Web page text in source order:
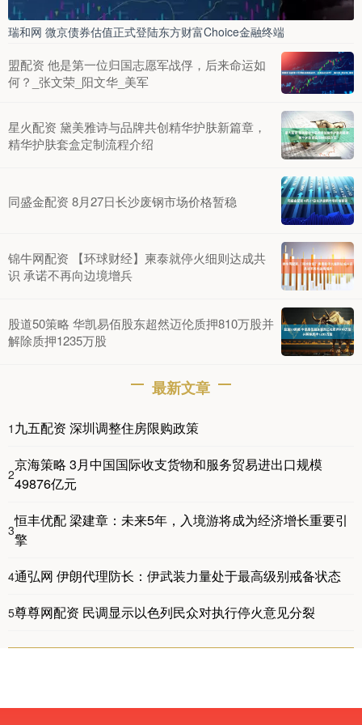
瑞和网 微京债券估值正式登陆东方财富Choice金融终端
盟配资 他是第一位归国志愿军战俘，后来命运如
何？_张文荣_阳文华_美军
星火配资 黛美雅诗与品牌共创精华护肤新篇章，
精华护肤套盒定制流程介绍
同盛金配资 8月27日长沙废钢市场价格暂稳
锦牛网配资 【环球财经】柬泰就停火细则达成共
识 承诺不再向边境增兵
股道50策略 华凯易佰股东超然迈伦质押810万股并
解除质押1235万股
最新文章
1 九五配资 深圳调整住房限购政策
2
京海策略 3月中国国际收支货物和服务贸易进出口规模
49876亿元
3
恒丰优配 梁建章：未来5年，入境游将成为经济增长重要引
擎
4通弘网 伊朗代理防长：伊武装力量处于最高级别戒备状态
5尊尊网配资 民调显示以色列民众对执行停火意见分裂